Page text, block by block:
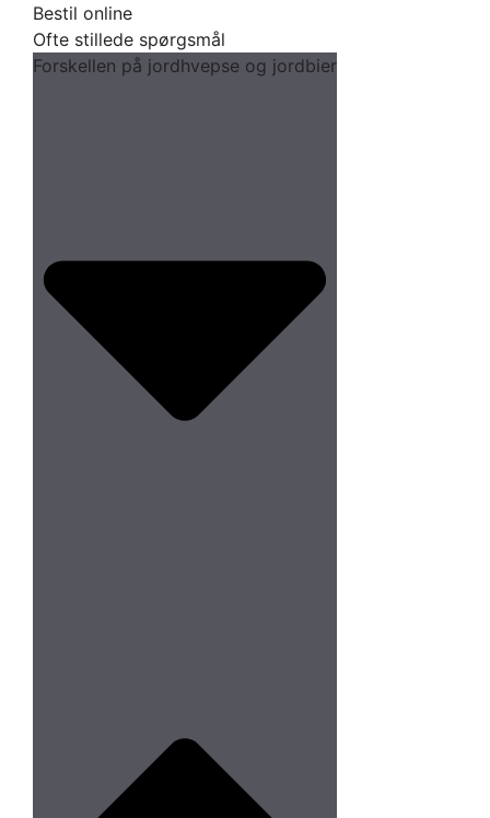
Bestil online
Ofte stillede spørgsmål
Forskellen på jordhvepse og jordbier